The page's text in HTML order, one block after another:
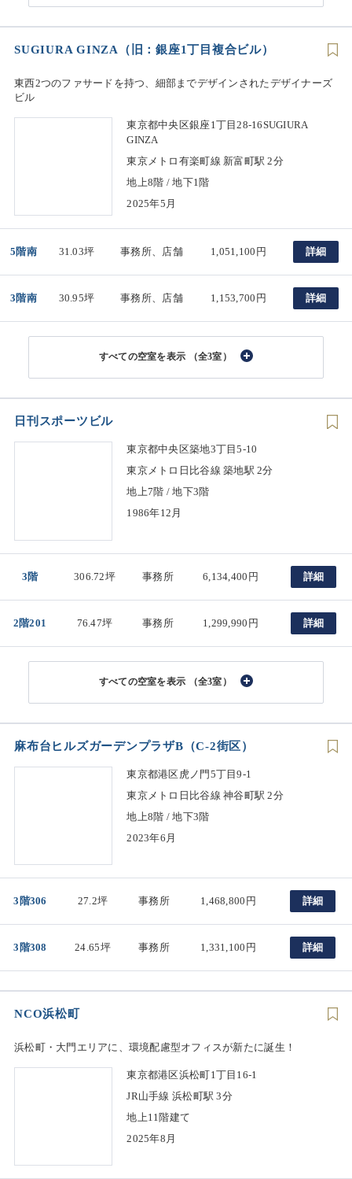
SUGIURA GINZA（旧：銀座1丁目複合ビル）
東西2つのファサードを持つ、細部までデザインされたデザイナーズ
ビル
東京都中央区銀座1丁目28-16SUGIURA
GINZA
東京メトロ有楽町線 新富町駅 2分
地上8階 / 地下1階
2025年5月
5階南 31.03坪 事務所、店舗 1,051,100円 詳細
3階南 30.95坪 事務所、店舗 1,153,700円 詳細
（全3室）
日刊スポーツビル
東京都中央区築地3丁目5-10
東京メトロ日比谷線 築地駅 2分
地上7階 / 地下3階
1986年12月
3階 306.72坪 事務所 6,134,400円 詳細
2階201 76.47坪 事務所 1,299,990円 詳細
（全3室）
麻布台ヒルズガーデンプラザB（C-2街区）
東京都港区虎ノ門5丁目9-1
東京メトロ日比谷線 神谷町駅 2分
地上8階 / 地下3階
2023年6月
3階306 27.2坪 事務所 1,468,800円 詳細
3階308 24.65坪 事務所 1,331,100円 詳細
NCO浜松町
浜松町・大門エリアに、環境配慮型オフィスが新たに誕生！
東京都港区浜松町1丁目16-1
JR山手線 浜松町駅 3分
地上11階建て
2025年8月